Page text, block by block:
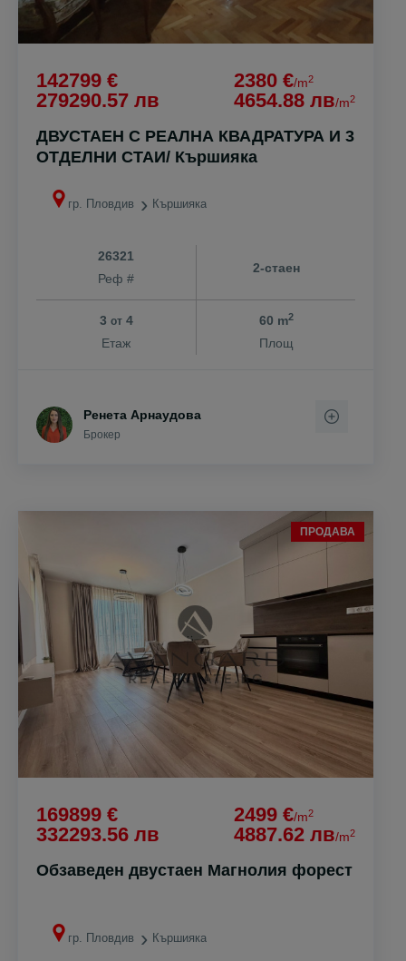
142799 €
279290.57 лв
2380 €/m2
4654.88 лв/m2
ДВУСТАЕН С РЕАЛНА КВАДРАТУРА И 3
ОТДЕЛНИ СТАИ/ Кършияка
гр. Пловдив Кършияка
26321
Реф #
2-стаен
3 от4
Етаж
60 m2
Площ
Ренета Арнаудова
Брокер
ПРОДАВА
169899 €
332293.56 лв
2499 €/m2
4887.62 лв/m2
Обзаведен двустаен Магнолия форест
гр. Пловдив Кършияка